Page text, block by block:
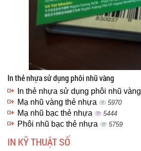
In thẻ nhựa sử dụng phôi nhũ vàng
In thẻ nhựa sử dụng phôi nhũ vàng
Mạ nhũ vàng thẻ nhựa 5970
Mạ nhũ bạc thẻ nhựa 5444
Phôi nhũ bạc thẻ nhựa 5759
IN KỸ THUẬT SỐ